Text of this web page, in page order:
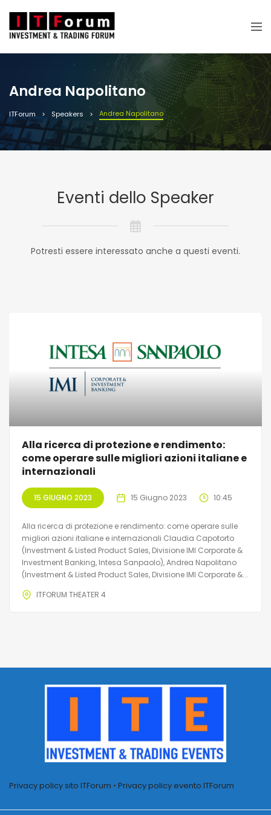
Andrea Napolitano
ITForum Speakers Andrea Napolitano
Eventi dello Speaker
Potresti essere interessato anche a questi eventi.
Alla ricerca di protezione e rendimento:
come operare sulle migliori azioni italiane e
internazionali
15 GIUGNO 2023 15 Giugno 2023 10:45
Alla ricerca di protezione e rendimento: come operare sulle
migliori azioni italiane e internazionali Claudia Capotorto
(Investment & Listed Product Sales, Divisione IMI Corporate &
Investment Banking, Intesa Sanpaolo), Andrea Napolitano
(Investment & Listed Product Sales, Divisione IMI Corporate &...
ITFORUM THEATER 4
Privacy policy sito ITForum • Privacy policy evento ITForum